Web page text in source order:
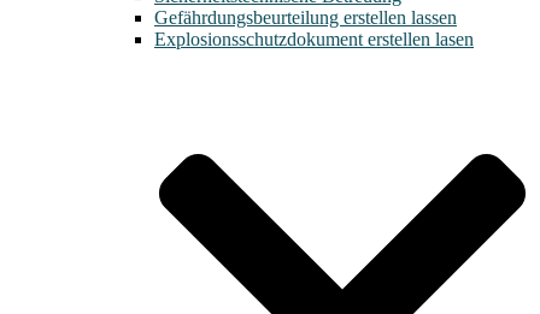
Gefährdungsbeurteilung erstellen lassen
Explosionsschutzdokument erstellen lasen